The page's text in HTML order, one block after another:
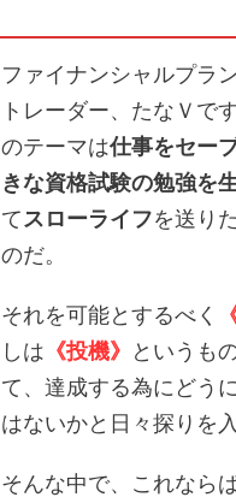
ファイナンシャルプラ
トレーダー、たなＶで
のテーマは仕事をセー
きな資格試験の勉強を
てスローライフを送り
のだ。
それを可能とするべく
しは 《投機》 というも
て、達成する為にどう
はないかと日々探りを
そんな中で、これなら